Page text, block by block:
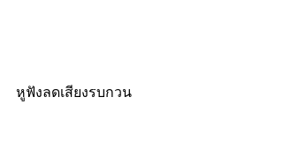
หูฟังลดเสียงรบกวน